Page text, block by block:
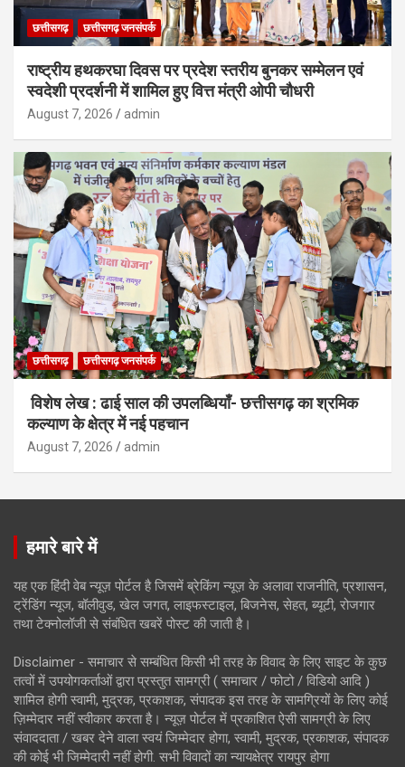
छत्तीसगढ़ छत्तीसगढ़ जनसंपर्क
राष्ट्रीय हथकरघा दिवस पर प्रदेश स्तरीय बुनकर सम्मेलन एवं
स्वदेशी प्रदर्शनी में शामिल हुए वित्त मंत्री ओपी चौधरी
August 7, 2026 admin
छत्तीसगढ़ छत्तीसगढ़ जनसंपर्क
विशेष लेख : ढाई साल की उपलब्धियाँ- छत्तीसगढ़ का श्रमिक
कल्याण के क्षेत्र में नई पहचान
August 7, 2026 admin
हमारे बारे में
यह एक हिंदी वेब न्यूज़ पोर्टल है जिसमें ब्रेकिंग न्यूज़ के अलावा राजनीति, प्रशासन,
ट्रेंडिंग न्यूज, बॉलीवुड, खेल जगत, लाइफस्टाइल, बिजनेस, सेहत, ब्यूटी, रोजगार
तथा टेक्नोलॉजी से संबंधित खबरें पोस्ट की जाती है।
Disclaimer - समाचार से सम्बंधित किसी भी तरह के विवाद के लिए साइट के कुछ
तत्वों में उपयोगकर्ताओं द्वारा प्रस्तुत सामग्री ( समाचार / फोटो / विडियो आदि )
शामिल होगी स्वामी, मुद्रक, प्रकाशक, संपादक इस तरह के सामग्रियों के लिए कोई
ज़िम्मेदार नहीं स्वीकार करता है। न्यूज़ पोर्टल में प्रकाशित ऐसी सामग्री के लिए
संवाददाता / खबर देने वाला स्वयं जिम्मेदार होगा, स्वामी, मुद्रक, प्रकाशक, संपादक
की कोई भी जिम्मेदारी नहीं होगी. सभी विवादों का न्यायक्षेत्र रायपुर होगा